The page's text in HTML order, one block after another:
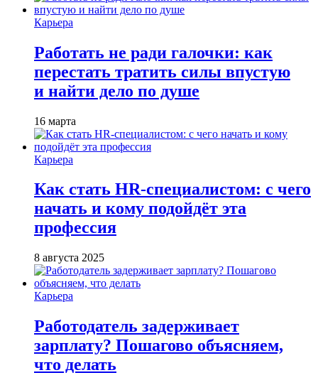
Карьера
Работать не ради галочки: как
перестать тратить силы впустую
и найти дело по душе
16 марта
Карьера
Как стать HR-специалистом: с чего
начать и кому подойдёт эта
профессия
8 августа 2025
Карьера
Работодатель задерживает
зарплату? Пошагово объясняем,
что делать